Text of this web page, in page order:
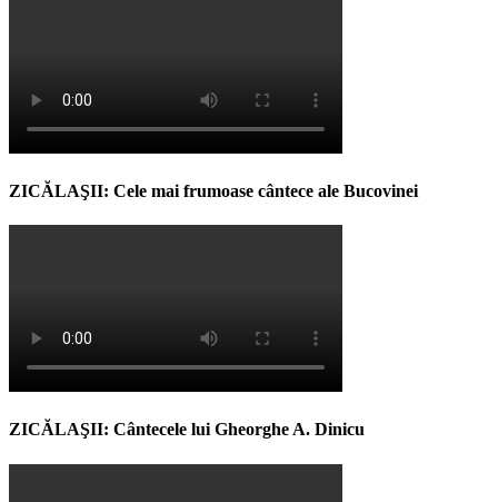
ZICĂLAŞII: Cele mai frumoase cântece ale Bucovinei
ZICĂLAŞII: Cântecele lui Gheorghe A. Dinicu